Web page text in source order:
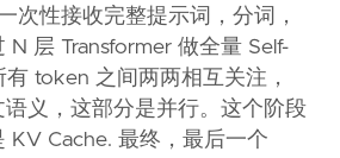
次性接收完整提示词，分词，
N 层 Transformer 做全量 Self-
token 之间两两相互关注，
义，这部分是并行。这个阶段
KV Cache. 最终，最后一个